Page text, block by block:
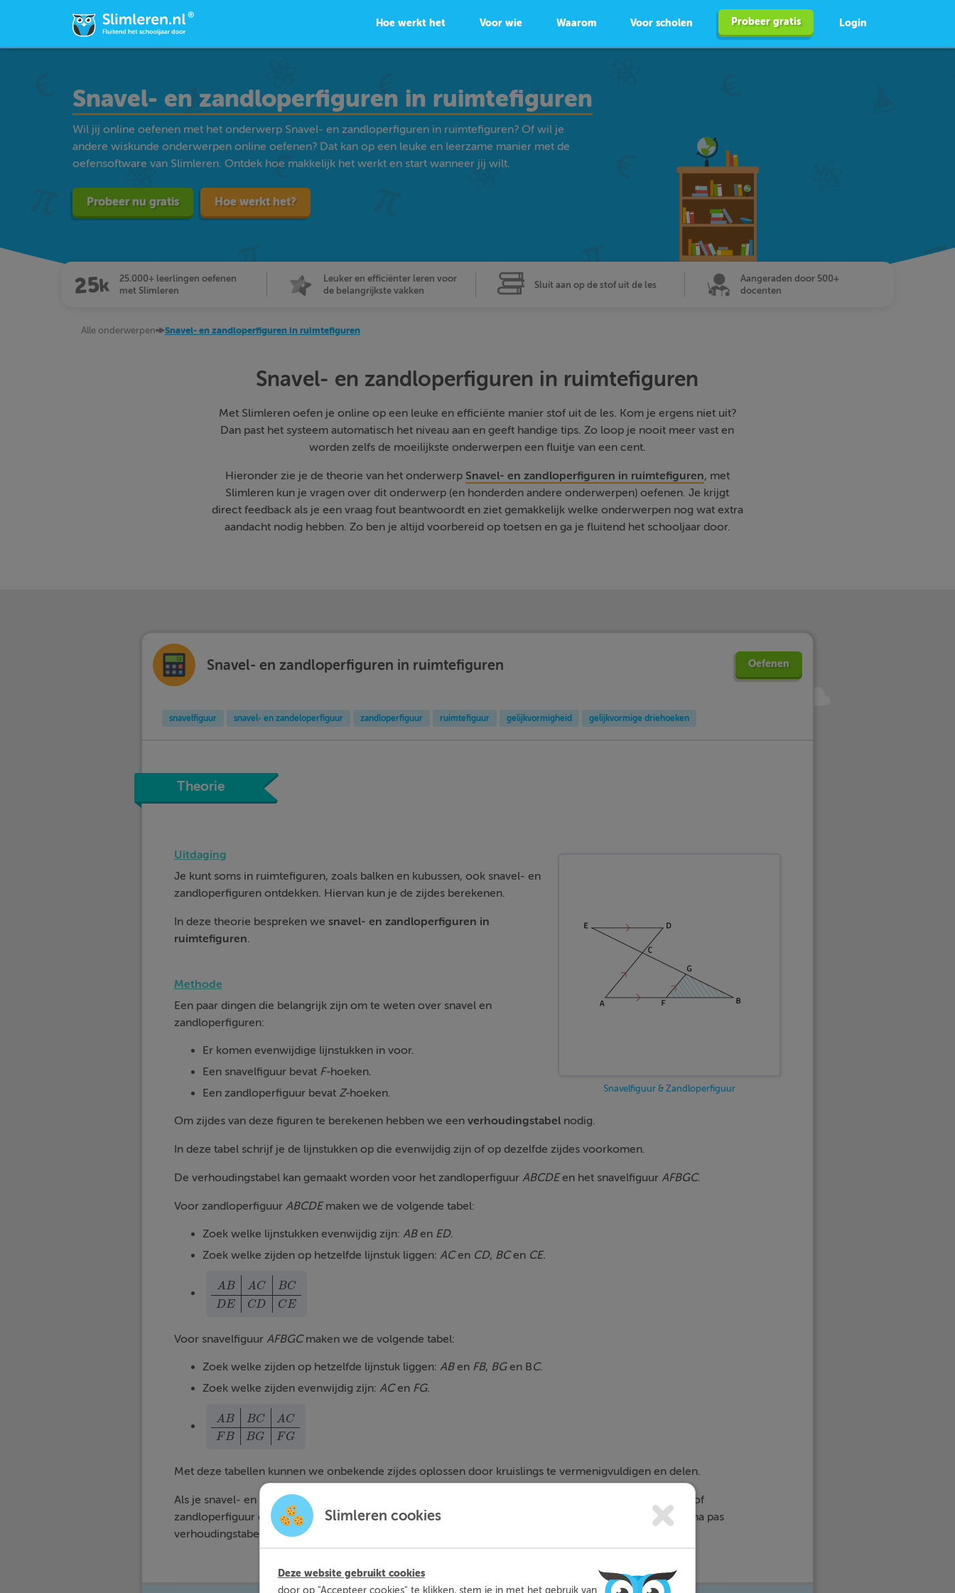
Hoe werkt het Voor wie Waarom Voor scholen Probeer gratis Login
Snavel- en zandloperfiguren in ruimtefiguren
Wil jij online oefenen met het onderwerp Snavel- en zandloperfiguren in ruimtefiguren? Of wil je
andere wiskunde onderwerpen online oefenen? Dat kan op een leuke en leerzame manier met de
oefensoftware van Slimleren. Ontdek hoe makkelijk het werkt en start wanneer jij wilt.
Probeer nu gratis Hoe werkt het?
25.000+ leerlingen oefenen
met Slimleren
Leuker en efficiënter leren voor
de belangrijkste vakken
Sluit aan op de stof uit de les
Aangeraden door 500+
docenten
Alle onderwerpen Snavel- en zandloperfiguren in ruimtefiguren
Snavel- en zandloperfiguren in ruimtefiguren
Met Slimleren oefen je online op een leuke en efficiënte manier stof uit de les. Kom je ergens niet uit?
Dan past het systeem automatisch het niveau aan en geeft handige tips. Zo loop je nooit meer vast en
worden zelfs de moeilijkste onderwerpen een fluitje van een cent.
Hieronder zie je de theorie van het onderwerp Snavel- en zandloperfiguren in ruimtefiguren, met
Slimleren kun je vragen over dit onderwerp (en honderden andere onderwerpen) oefenen. Je krijgt
direct feedback als je een vraag fout beantwoordt en ziet gemakkelijk welke onderwerpen nog wat extra
aandacht nodig hebben. Zo ben je altijd voorbereid op toetsen en ga je fluitend het schooljaar door.
Snavel- en zandloperfiguren in ruimtefiguren Oefenen
snavelfiguur snavel- en zandeloperfiguur zandloperfiguur ruimtefiguur gelijkvormigheid gelijkvormige driehoeken
Theorie
Snavelfiguur & Zandloperfiguur
Uitdaging
Je kunt soms in ruimtefiguren, zoals balken en kubussen, ook snavel- en
zandloperfiguren ontdekken. Hiervan kun je de zijdes berekenen.
In deze theorie bespreken we snavel- en zandloperfiguren in
ruimtefiguren.
Methode
Een paar dingen die belangrijk zijn om te weten over snavel en
zandloperfiguren:
Er komen evenwijdige lijnstukken in voor.
Een snavelfiguur bevat F-hoeken.
Een zandloperfiguur bevat Z-hoeken.
Om zijdes van deze figuren te berekenen hebben we een verhoudingstabelnodig.
In deze tabel schrijf je de lijnstukken op die evenwijdig zijn of op dezelfde zijdes voorkomen.
De verhoudingstabel kan gemaakt worden voor het zandloperfiguur ABCDEen het snavelfiguur AFBGC.
Voor zandloperfiguur ABCDEmaken we de volgende tabel:
Zoek welke lijnstukken evenwijdig zijn: ABen ED.
Zoek welke zijden op hetzelfde lijnstuk liggen: ACen CD, BCen CE.
AB
DE
AC
CD
BC
CE
ABACBCDECDCE
Voor snavelfiguur AFBGCmaken we de volgende tabel:
Zoek welke zijden op hetzelfde lijnstuk liggen: ABen FB, BGen BC.
Zoek welke zijden evenwijdig zijn: ACen FG.
AB
FB
BC
BG
AC
FG
ABBCACFBBGFG
Met deze tabellen kunnen we onbekende zijdes oplossen door kruislings te vermenigvuldigen en delen.
Als je snavel- en zandloperfiguren gebruikt in 3D figuren, dan is het handig om voor je zelf het snavel- of
zandloperfiguur eerst als vlak figuur te tekenen met de juiste afmetingen uit het 3D figuur erbij en daarna pas
verhoudingstabellen te maken.
Slimleren cookies
Deze website gebruikt cookies
door op "Accepteer cookies" te klikken, stem je in met het gebruik van